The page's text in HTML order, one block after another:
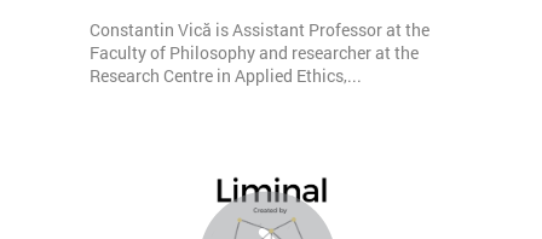
Constantin Vică is Assistant Professor at the
Faculty of Philosophy and researcher at the
Research Centre in Applied Ethics,...